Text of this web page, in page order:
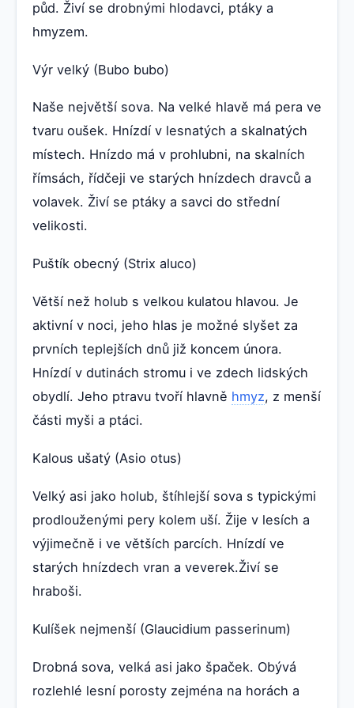
půd. Živí se drobnými hlodavci, ptáky a
hmyzem.
Výr velký (Bubo bubo)
Naše největší sova. Na velké hlavě má pera ve
tvaru oušek. Hnízdí v lesnatých a skalnatých
místech. Hnízdo má v prohlubni, na skalních
římsách, řídčeji ve starých hnízdech dravců a
volavek. Živí se ptáky a savci do střední
velikosti.
Puštík obecný (Strix aluco)
Větší než holub s velkou kulatou hlavou. Je
aktivní v noci, jeho hlas je možné slyšet za
prvních teplejších dnů již koncem února.
Hnízdí v dutinách stromu i ve zdech lidských
obydlí. Jeho ptravu tvoří hlavně hmyz, z menší
části myši a ptáci.
Kalous ušatý (Asio otus)
Velký asi jako holub, štíhlejší sova s typickými
prodlouženými pery kolem uší. Žije v lesích a
výjimečně i ve větších parcích. Hnízdí ve
starých hnízdech vran a veverek.Živí se
hraboši.
Kulíšek nejmenší (Glaucidium passerinum)
Drobná sova, velká asi jako špaček. Obývá
rozlehlé lesní porosty zejména na horách a